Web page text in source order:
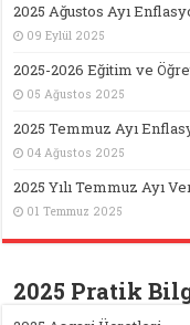
2025 Ağustos Ayı
09 Eylül 2025
2025-2026 Eğitim ve
05 Ağustos 2025
2025 Temmuz Ayı
04 Ağustos 2025
2025 Yılı Temmuz Ayı
01 Temmuz 2025
2025 Pratik